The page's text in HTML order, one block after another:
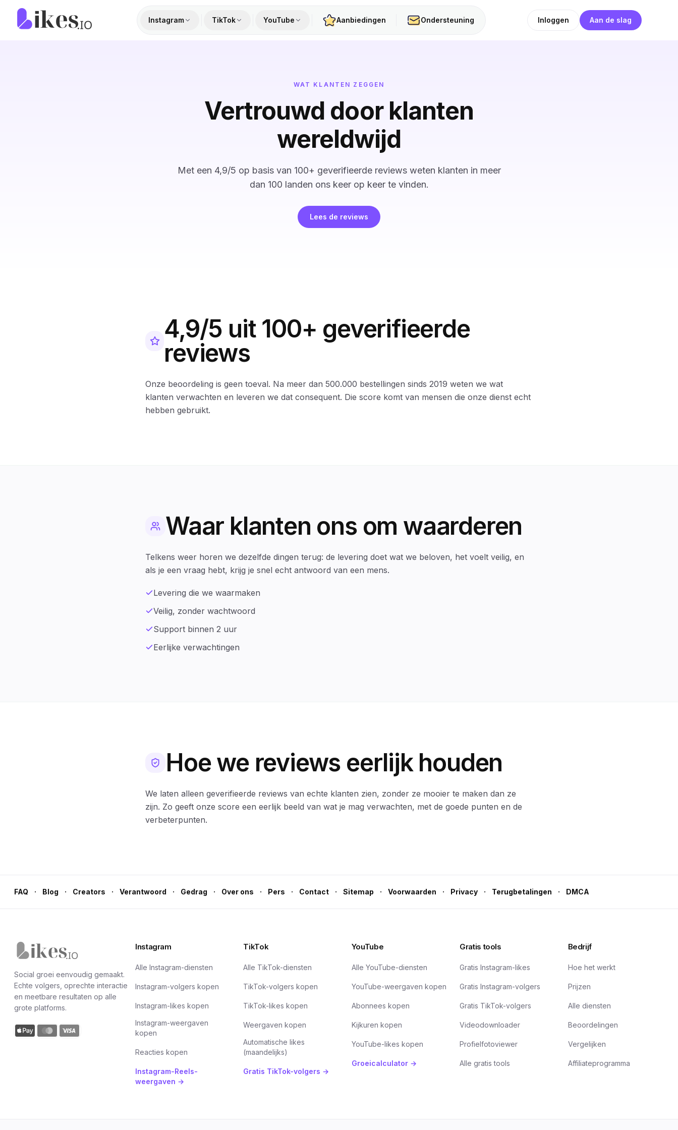
Naar inhoud springen
Instagram TikTok YouTube Aanbiedingen Ondersteuning Inloggen Aan de slag
WAT KLANTEN ZEGGEN
Vertrouwd door klanten
wereldwijd
Met een 4,9/5 op basis van 100+ geverifieerde reviews weten klanten in meer
dan 100 landen ons keer op keer te vinden.
Lees de reviews
4,9/5 uit 100+ geverifieerde
reviews
Onze beoordeling is geen toeval. Na meer dan 500.000 bestellingen sinds 2019 weten we wat
klanten verwachten en leveren we dat consequent. Die score komt van mensen die onze dienst echt
hebben gebruikt.
Waar klanten ons om waarderen
Telkens weer horen we dezelfde dingen terug: de levering doet wat we beloven, het voelt veilig, en
als je een vraag hebt, krijg je snel echt antwoord van een mens.
Levering die we waarmaken
Veilig, zonder wachtwoord
Support binnen 2 uur
Eerlijke verwachtingen
Hoe we reviews eerlijk houden
We laten alleen geverifieerde reviews van echte klanten zien, zonder ze mooier te maken dan ze
zijn. Zo geeft onze score een eerlijk beeld van wat je mag verwachten, met de goede punten en de
verbeterpunten.
FAQ · Blog · Creators · Verantwoord · Gedrag · Over ons · Pers · Contact · Sitemap · Voorwaarden · Privacy · Terugbetalingen · DMCA
Social groei eenvoudig gemaakt.
Echte volgers, oprechte interactie
en meetbare resultaten op alle
grote platforms.
Instagram
Alle Instagram-diensten
Instagram-volgers kopen
Instagram-likes kopen
Instagram-weergaven
kopen
Reacties kopen
Instagram-Reels-
weergaven →
TikTok
Alle TikTok-diensten
TikTok-volgers kopen
TikTok-likes kopen
Weergaven kopen
Automatische likes
(maandelijks)
Gratis TikTok-volgers →
YouTube
Alle YouTube-diensten
YouTube-weergaven kopen
Abonnees kopen
Kijkuren kopen
YouTube-likes kopen
Groeicalculator →
Gratis tools
Gratis Instagram-likes
Gratis Instagram-volgers
Gratis TikTok-volgers
Videodownloader
Profielfotoviewer
Alle gratis tools
Bedrijf
Hoe het werkt
Prijzen
Alle diensten
Beoordelingen
Vergelijken
Affiliateprogramma